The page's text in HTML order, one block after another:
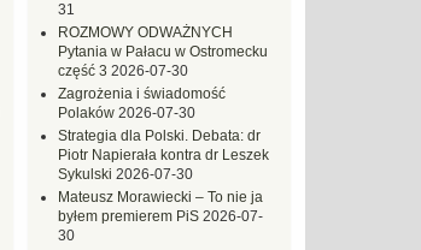
31
ROZMOWY ODWAŻNYCH
Pytania w Pałacu w Ostromecku
część 3 2026-07-30
Zagrożenia i świadomość
Polaków 2026-07-30
Strategia dla Polski. Debata: dr
Piotr Napierała kontra dr Leszek
Sykulski 2026-07-30
Mateusz Morawiecki – To nie ja
byłem premierem PiS 2026-07-
30